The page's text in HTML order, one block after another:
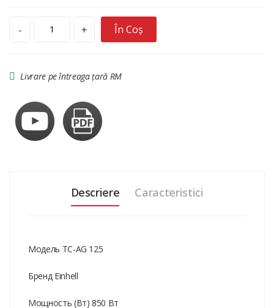
- + În Coș
Livrare pe întreaga țară RM
Descriere Caracteristici
Модель TC-AG 125
Бренд Einhell
Мощность (Вт) 850 Вт